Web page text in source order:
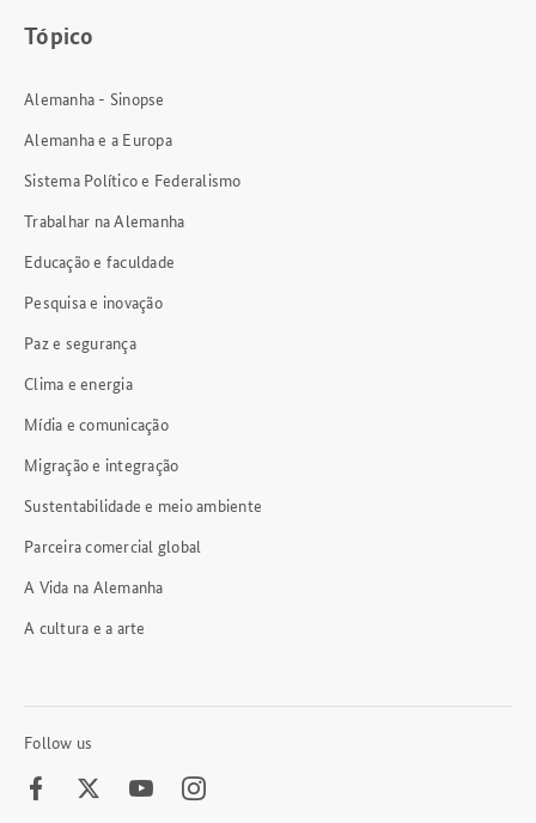
Tópico
Alemanha - Sinopse
Alemanha e a Europa
Sistema Político e Federalismo
Trabalhar na Alemanha
Educação e faculdade
Pesquisa e inovação
Paz e segurança
Clima e energia
Mídia e comunicação
Migração e integração
Sustentabilidade e meio ambiente
Parceira comercial global
A Vida na Alemanha
A cultura e a arte
Follow us
FacebookTwitter Youtube